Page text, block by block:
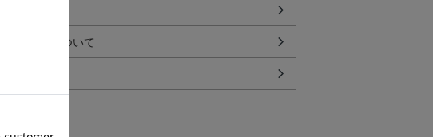
ギフト対応について